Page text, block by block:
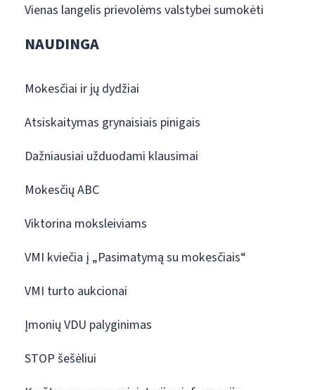
Vienas langelis prievolėms valstybei sumokėti
NAUDINGA
Mokesčiai ir jų dydžiai
Atsiskaitymas grynaisiais pinigais
Dažniausiai užduodami klausimai
Mokesčių ABC
Viktorina moksleiviams
VMI kviečia į „Pasimatymą su mokesčiais“
VMI turto aukcionai
Įmonių VDU palyginimas
STOP šešėliui